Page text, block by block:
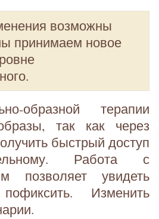
возможны
принимаем новое
образной терапии
так как через
быстрый доступ
Работа с
позволяет увидеть
Изменить